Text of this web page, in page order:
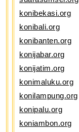
konibekasi.org
konibali.org
konibanten.org
konijabar.org
konijatim.org
konimaluku.org
konilampung.org
konipalu.org
koniambon.org